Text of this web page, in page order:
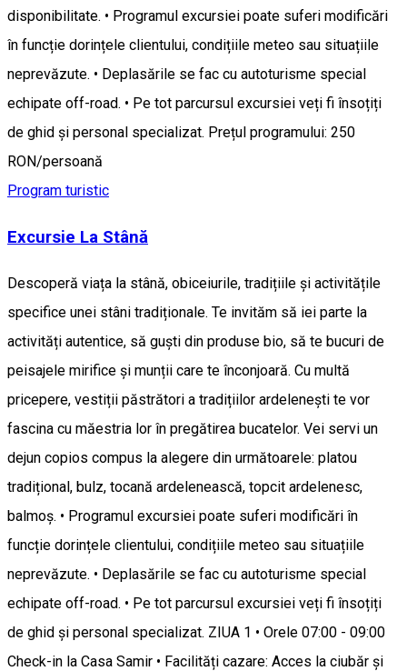
disponibilitate. • Programul excursiei poate suferi modificări
în funcție dorințele clientului, condițiile meteo sau situațiile
neprevăzute. • Deplasările se fac cu autoturisme special
echipate off-road. • Pe tot parcursul excursiei veți fi însoțiți
de ghid și personal specializat. Prețul programului: 250
RON/persoană
Program turistic
Excursie La Stână
Descoperă viața la stână, obiceiurile, tradițiile și activitățile
specifice unei stâni tradiționale. Te invităm să iei parte la
activități autentice, să guști din produse bio, să te bucuri de
peisajele mirifice și munții care te înconjoară. Cu multă
pricepere, vestiții păstrători a tradițiilor ardelenești te vor
fascina cu măestria lor în pregătirea bucatelor. Vei servi un
dejun copios compus la alegere din următoarele: platou
tradițional, bulz, tocană ardelenească, topcit ardelenesc,
balmoș. • Programul excursiei poate suferi modificări în
funcție dorințele clientului, condițiile meteo sau situațiile
neprevăzute. • Deplasările se fac cu autoturisme special
echipate off-road. • Pe tot parcursul excursiei veți fi însoțiți
de ghid și personal specializat. ZIUA 1 • Orele 07:00 - 09:00
Check-in la Casa Samir • Facilități cazare: Acces la ciubăr și